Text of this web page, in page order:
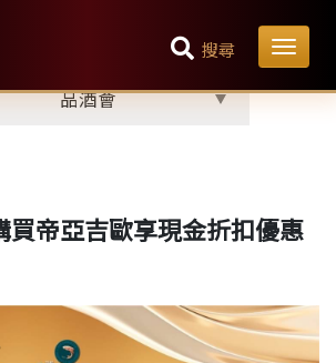
搜尋
首頁
品酒會
買帝亞吉歐享現金折扣優惠